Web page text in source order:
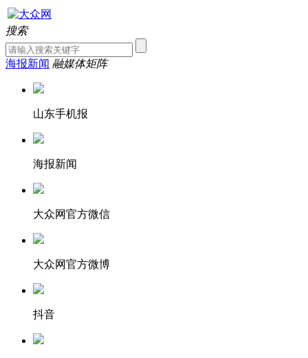
搜索
海报新闻 融媒体矩阵
山东手机报
海报新闻
大众网官方微信
大众网官方微博
抖音